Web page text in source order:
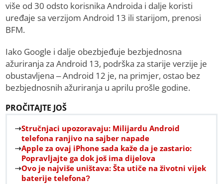
više od 30 odsto korisnika Androida i dalje koristi
uređaje sa verzijom Android 13 ili starijom, prenosi
BFM.
Iako Google i dalje obezbjeđuje bezbjednosna
ažuriranja za Android 13, podrška za starije verzije je
obustavljena – Android 12 je, na primjer, ostao bez
bezbjednosnih ažuriranja u aprilu prošle godine.
PROČITAJTE JOŠ
Stručnjaci upozoravaju: Milijardu Android
telefona ranjivo na sajber napade
Apple za ovaj iPhone sada kaže da je zastario:
Popravljajte ga dok još ima dijelova
Ovo je najviše uništava: Šta utiče na životni vijek
baterije telefona?